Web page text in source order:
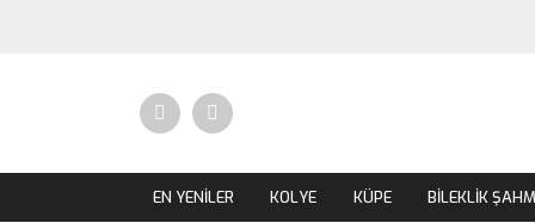
EN YENİLER KOLYE KÜPE BİLEKLİK